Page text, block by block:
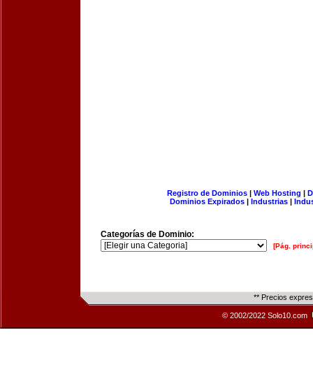
Registro de Dominios| Web Hosting |
Dominios Expirados | Industrias |
Categorías de Dominio:
[Pág.
** Precios
© 2002/2022 Solo10.com